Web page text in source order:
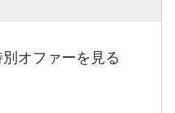
オファーを見る